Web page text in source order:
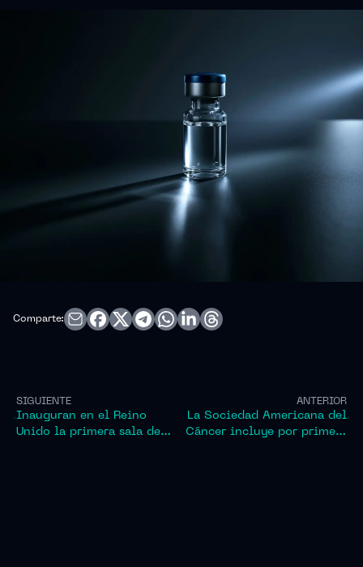
Comparte:
SIGUIENTE
Inauguran en el Reino
Unido la primera sala de
ANTERIOR
La Sociedad Americana del
Cáncer incluye por primera